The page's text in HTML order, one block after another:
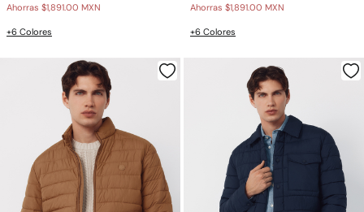
Ahorras $1,891.00 MXN
+6 Colores
Ahorras $1,891.00 MXN
+6 Colores